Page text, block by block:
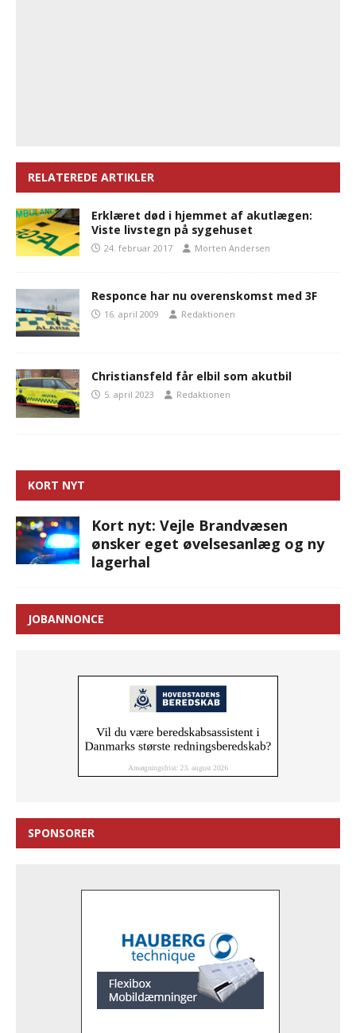
RELATEREDE ARTIKLER
Erklæret død i hjemmet af akutlægen:
Viste livstegn på sygehuset
24. februar 2017 Morten Andersen
Responce har nu overenskomst med 3F
16. april 2009 Redaktionen
Christiansfeld får elbil som akutbil
5. april 2023 Redaktionen
KORT NYT
Kort nyt: Vejle Brandvæsen
ønsker eget øvelsesanlæg og ny
lagerhal
JOBANNONCE
SPONSORER